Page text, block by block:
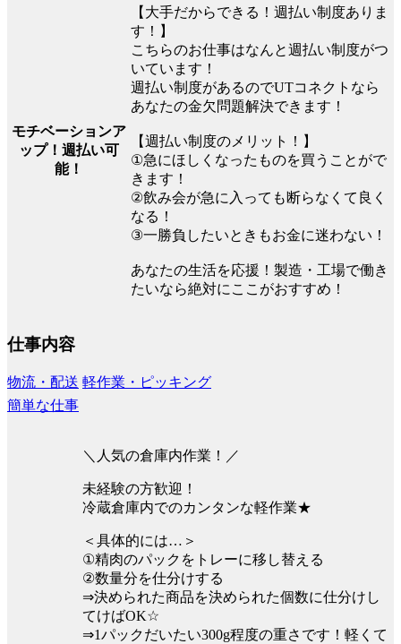
モチベーションア
ップ！週払い可
能！
【大手だからできる！週払い制度ありま
す！】
こちらのお仕事はなんと週払い制度がつ
いています！
週払い制度があるのでUTコネクトなら
あなたの金欠問題解決できます！
【週払い制度のメリット！】
①急にほしくなったものを買うことがで
きます！
②飲み会が急に入っても断らなくて良く
なる！
③一勝負したいときもお金に迷わない！
あなたの生活を応援！製造・工場で働き
たいなら絶対にここがおすすめ！
仕事内容
物流・配送 軽作業・ピッキング
簡単な仕事
＼人気の倉庫内作業！／
未経験の方歓迎！
冷蔵倉庫内でのカンタンな軽作業★
＜具体的には…＞
①精肉のパックをトレーに移し替える
②数量分を仕分けする
⇒決められた商品を決められた個数に仕分けし
てけばOK☆
⇒1パックだいたい300g程度の重さです！軽くて